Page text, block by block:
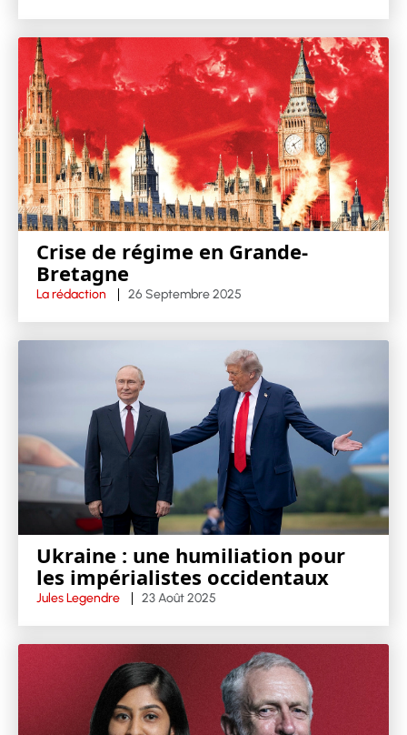
Crise de régime en Grande-
Bretagne
La rédaction 26 Septembre 2025
Ukraine : une humiliation pour
les impérialistes occidentaux
Jules Legendre 23 Août 2025